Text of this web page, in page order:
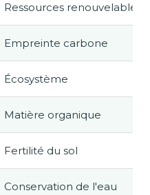
Ressources renouvelables
Empreinte carbone
Écosystème
Matière organique
Fertilité du sol
Conservation de l'eau